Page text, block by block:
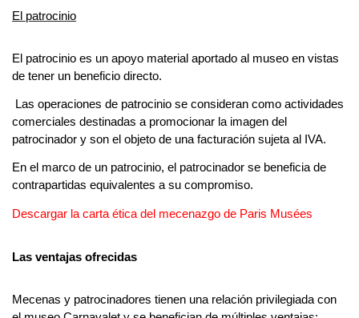
El patrocinio
El patrocinio es un apoyo material aportado al museo en vistas
de tener un beneficio directo.
Las operaciones de patrocinio se consideran como actividades
comerciales destinadas a promocionar la imagen del
patrocinador y son el objeto de una facturación sujeta al IVA.
En el marco de un patrocinio, el patrocinador se beneficia de
contrapartidas equivalentes a su compromiso.
Descargar la carta ética del mecenazgo de Paris Musées
Las ventajas ofrecidas
Mecenas y patrocinadores tienen una relación privilegiada con